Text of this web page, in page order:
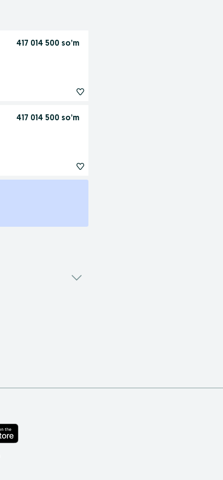
417 014 500 so’m
417 014 500 so’m